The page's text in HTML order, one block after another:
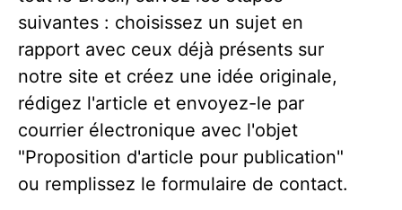
suivantes : choisissez un sujet en
rapport avec ceux déjà présents sur
notre site et créez une idée originale,
rédigez l'article et envoyez-le par
courrier électronique avec l'objet
"Proposition d'article pour publication"
ou remplissez le formulaire de contact.